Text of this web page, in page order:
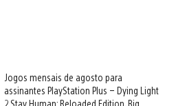
Jogos mensais de agosto para
assinantes PlayStation Plus – Dying Light
2 Stay Human: Reloaded Edition, Big